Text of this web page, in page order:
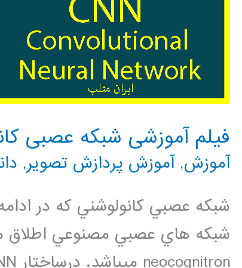
فیلم آموزشی شبکه عصبی
آموزش,آموزش پردازش تصویر,
شبکه هاي عصبي مصنوعي اطلاق